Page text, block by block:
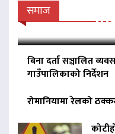
समाज
बिना दर्ता सञ्चालित
गाउँपालिकाको निर्देशन
रोमानियामा रेलको